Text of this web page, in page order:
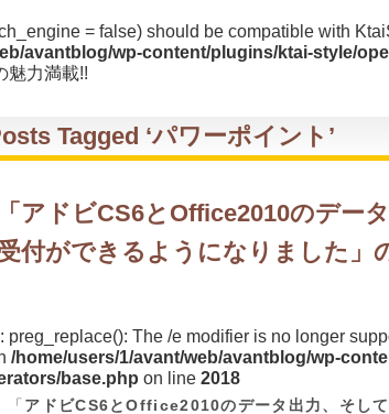
= false) should be compatible with
avantblog/wp-content/plugins/ktai-style/
Tagged ‘パワーポイント’
「 アドビCS6とOffice2010のデー
付ができるようになりました 」
: preg_replace(): The /e modifier is no longer
/home/users/1/avant/web/avantblog/wp-
base.php on line 2018
「 アドビCS6とOffice2010のデータ出力、そし